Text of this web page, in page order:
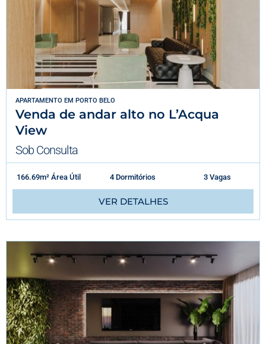
APARTAMENTO EM PORTO BELO
Venda de andar alto no L’Acqua
View
Sob Consulta
166.69m² Área Útil 4 Dormitórios 3 Vagas
VER DETALHES